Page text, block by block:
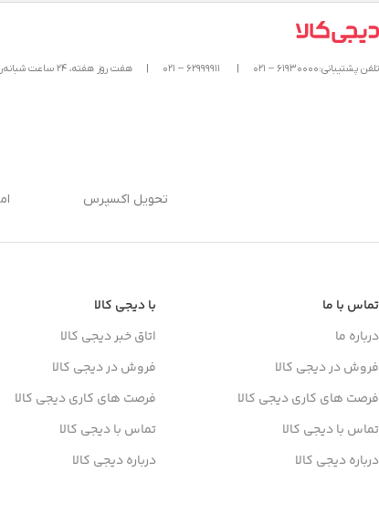
تلفن پشتیبانی:۶۱۹۳۰۰۰۰ – ۰۲۱ |
| هفت روز هفته، ۲۴ ساعت شبانه‌روز پاسخگوی شما هستیم.
تحویل اکسپرس
تماس با ما
درباره ما
فروش در دیجی کالا
فرصت های کاری دیجی کالا
تماس با دیجی کالا
درباره دیجی کالا
با دیجی کالا
اتاق خبر دیجی کالا
فروش در دیجی کالا
فرصت های کاری دیجی کالا
تماس با دیجی کالا
درباره دیجی کالا